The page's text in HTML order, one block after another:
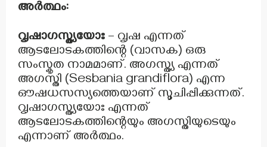
അർത്ഥം:
വൃഷാഗസ്ത്യയോഃ – വൃഷ എന്നത്
ആടലോടകത്തിന്റെ (വാസക) ഒരു
സംസ്കൃത നാമമാണ്. അഗസ്ത്യ എന്നത്
അഗസ്തി (Sesbania grandiflora) എന്ന
ഔഷധസസ്യത്തെയാണ് സൂചിപ്പിക്കുന്നത്.
വൃഷാഗസ്ത്യയോഃ എന്നത്
ആടലോടകത്തിന്റെയും അഗസ്തിയുടെയും
എന്നാണ് അർത്ഥം.